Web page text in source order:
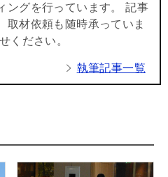
ングを行っています。 記事
取材依頼も随時承っていま
ください。
執筆記事一覧